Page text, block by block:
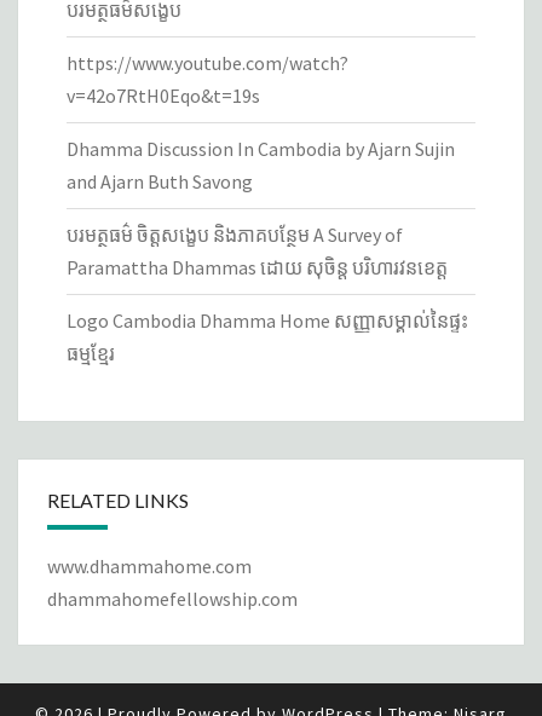
បរមត្ថធម៌សង្ខេប
https://www.youtube.com/watch?
v=42o7RtH0Eqo&t=19s
Dhamma Discussion In Cambodia by Ajarn Sujin
and Ajarn Buth Savong
បរមត្ថធម៌ ចិត្តសង្ខេប និងភាគបន្ថែម A Survey of
Paramattha Dhammas ដោយ សុចិន្ត បរិហារវនខេត្ត
Logo Cambodia Dhamma Home សញ្ញាសម្គាល់នៃ​ផ្ទះ
ធម្មខ្មែរ
RELATED LINKS
www.dhammahome.com
dhammahomefellowship.com